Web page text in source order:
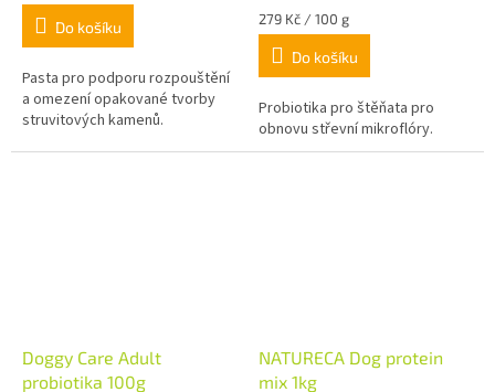
Do košíku
Pasta pro podporu rozpouštění
a omezení opakované tvorby
struvitových kamenů.
Měrná
cena:
279 Kč / 100 g
Do košíku
Probiotika pro štěňata pro
obnovu střevní mikroflóry.
Doggy Care Adult
probiotika 100g
NATURECA Dog protein
mix 1kg